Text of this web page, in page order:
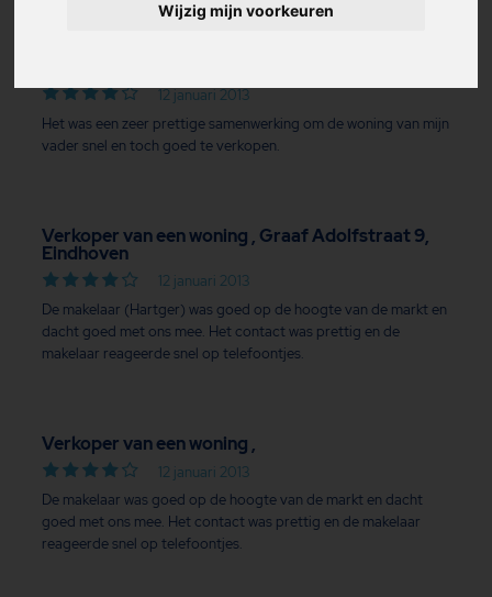
Wijzig mijn voorkeuren
12 januari 2013
Het was een zeer prettige samenwerking om de woning van mijn
vader snel en toch goed te verkopen.
Verkoper van een woning , Graaf Adolfstraat 9,
Eindhoven
12 januari 2013
De makelaar (Hartger) was goed op de hoogte van de markt en
dacht goed met ons mee. Het contact was prettig en de
makelaar reageerde snel op telefoontjes.
Verkoper van een woning ,
12 januari 2013
De makelaar was goed op de hoogte van de markt en dacht
goed met ons mee. Het contact was prettig en de makelaar
reageerde snel op telefoontjes.